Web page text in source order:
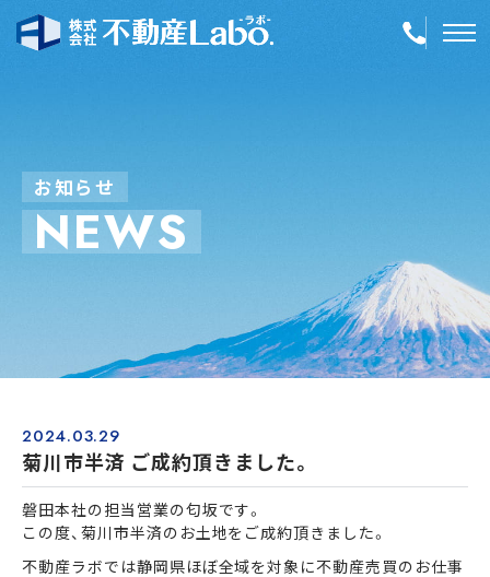
空き家再生
会社案内
店舗紹介
簡単！不動産査定
まずは何でもお気軽に
お知らせ
NEWS
2024.03.29
菊川市半済 ご成約頂きました。
磐田本社の担当営業の匂坂です。
この度、菊川市半済のお土地をご成約頂きました。
不動産ラボでは静岡県ほぼ全域を対象に不動産売買のお仕事